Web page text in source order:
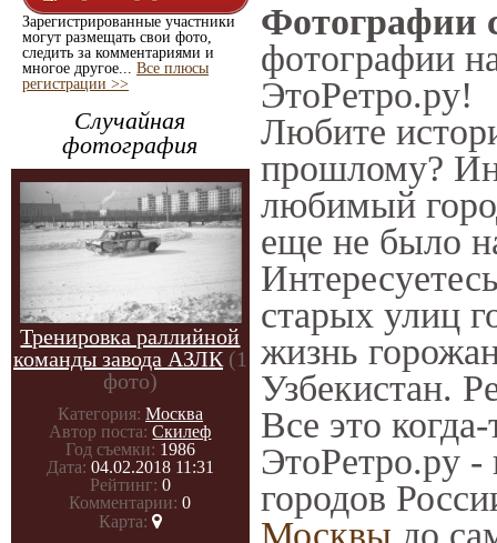
Зарегистрированные участники
могут размещать свои фото,
следить за комментариями и
многое другое... Все плюсы
регистрации >>
Случайная
фотография
Тренировка раллийной
команды завода АЗЛК (1
фото)
Категория: Москва
Автор поста: Скилеф
Год съемки: 1986
Дата: 04.02.2018 11:31
Рейтинг: 0
Комментарии: 0
Карта:
Фотографии
фотографии
ЭтоРетро.ру!
Любите
прошлому?
любимый
еще не было
старых улиц
жизнь
Узбекистан.
Все это
ЭтоРетро.ру -
городов
Москвы до